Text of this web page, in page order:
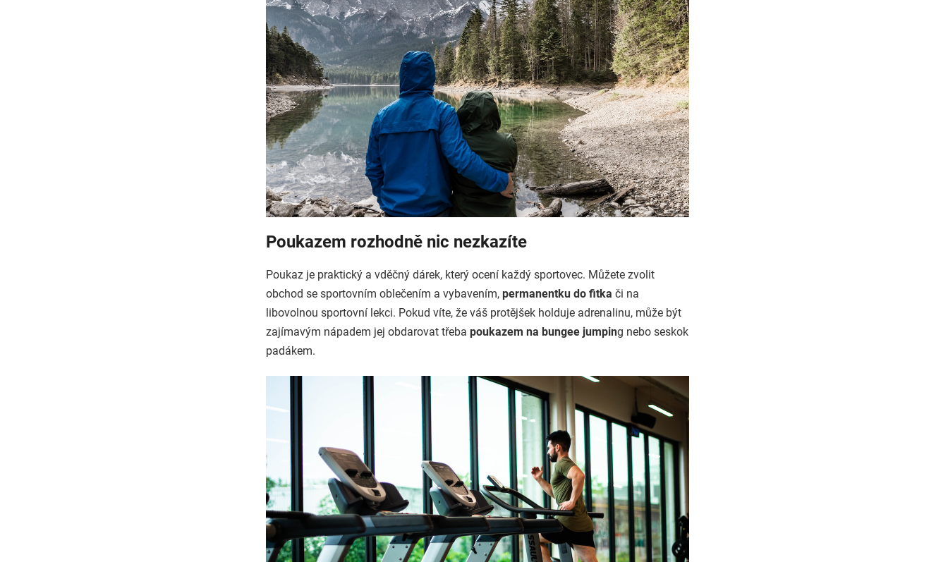
Poukazem rozhodně nic nezkazíte
Poukaz je praktický a vděčný dárek, který ocení každý sportovec. Můžete zvolit
obchod se sportovním oblečením a vybavením, permanentku do fitka či na
libovolnou sportovní lekci. Pokud víte, že váš protějšek holduje adrenalinu, může být
zajímavým nápadem jej obdarovat třeba poukazem na bungee jumping nebo seskok
padákem.